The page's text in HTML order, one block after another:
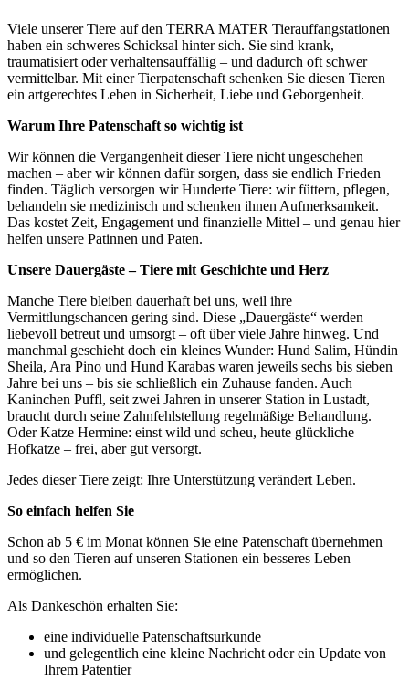
Viele unserer Tiere auf den TERRA MATER Tierauffangstationen
haben ein schweres Schicksal hinter sich. Sie sind krank,
traumatisiert oder verhaltensauffällig – und dadurch oft schwer
vermittelbar. Mit einer Tierpatenschaft schenken Sie diesen Tieren
ein artgerechtes Leben in Sicherheit, Liebe und Geborgenheit.
Warum Ihre Patenschaft so wichtig ist
Wir können die Vergangenheit dieser Tiere nicht ungeschehen
machen – aber wir können dafür sorgen, dass sie endlich Frieden
finden. Täglich versorgen wir Hunderte Tiere: wir füttern, pflegen,
behandeln sie medizinisch und schenken ihnen Aufmerksamkeit.
Das kostet Zeit, Engagement und finanzielle Mittel – und genau hier
helfen unsere Patinnen und Paten.
Unsere Dauergäste – Tiere mit Geschichte und Herz
Manche Tiere bleiben dauerhaft bei uns, weil ihre
Vermittlungschancen gering sind. Diese „Dauergäste“ werden
liebevoll betreut und umsorgt – oft über viele Jahre hinweg. Und
manchmal geschieht doch ein kleines Wunder: Hund Salim, Hündin
Sheila, Ara Pino und Hund Karabas waren jeweils sechs bis sieben
Jahre bei uns – bis sie schließlich ein Zuhause fanden. Auch
Kaninchen Puffl, seit zwei Jahren in unserer Station in Lustadt,
braucht durch seine Zahnfehlstellung regelmäßige Behandlung.
Oder Katze Hermine: einst wild und scheu, heute glückliche
Hofkatze – frei, aber gut versorgt.
Jedes dieser Tiere zeigt: Ihre Unterstützung verändert Leben.
So einfach helfen Sie
Schon ab 5 € im Monat können Sie eine Patenschaft übernehmen
und so den Tieren auf unseren Stationen ein besseres Leben
ermöglichen.
Als Dankeschön erhalten Sie:
eine individuelle Patenschaftsurkunde
und gelegentlich eine kleine Nachricht oder ein Update von
Ihrem Patentier